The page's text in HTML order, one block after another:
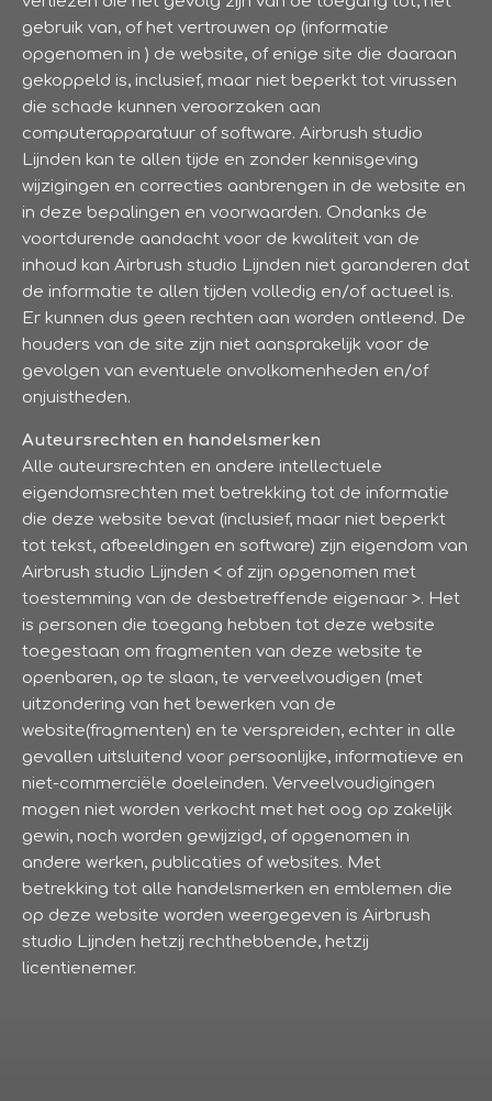
gebruik van, of het vertrouwen op (informatie
opgenomen in ) de website, of enige site die daaraan
gekoppeld is, inclusief, maar niet beperkt tot virussen
die schade kunnen veroorzaken aan
computerapparatuur of software. Airbrush studio
Lijnden kan te allen tijde en zonder kennisgeving
wijzigingen en correcties aanbrengen in de website en
in deze bepalingen en voorwaarden. Ondanks de
voortdurende aandacht voor de kwaliteit van de
inhoud kan Airbrush studio Lijnden niet garanderen dat
de informatie te allen tijden volledig en/of actueel is.
Er kunnen dus geen rechten aan worden ontleend. De
houders van de site zijn niet aansprakelijk voor de
gevolgen van eventuele onvolkomenheden en/of
onjuistheden.
Auteursrechten en handelsmerken
Alle auteursrechten en andere intellectuele
eigendomsrechten met betrekking tot de informatie
die deze website bevat (inclusief, maar niet beperkt
tot tekst, afbeeldingen en software) zijn eigendom van
Airbrush studio Lijnden < of zijn opgenomen met
toestemming van de desbetreffende eigenaar >. Het
is personen die toegang hebben tot deze website
toegestaan om fragmenten van deze website te
openbaren, op te slaan, te verveelvoudigen (met
uitzondering van het bewerken van de
website(fragmenten) en te verspreiden, echter in alle
gevallen uitsluitend voor persoonlijke, informatieve en
niet-commerciële doeleinden. Verveelvoudigingen
mogen niet worden verkocht met het oog op zakelijk
gewin, noch worden gewijzigd, of opgenomen in
andere werken, publicaties of websites. Met
betrekking tot alle handelsmerken en emblemen die
op deze website worden weergegeven is Airbrush
studio Lijnden hetzij rechthebbende, hetzij
licentienemer.